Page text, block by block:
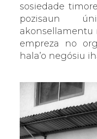
sosiedade
pozisaun
akonsellamentu
empreza no
hala’o negósiu